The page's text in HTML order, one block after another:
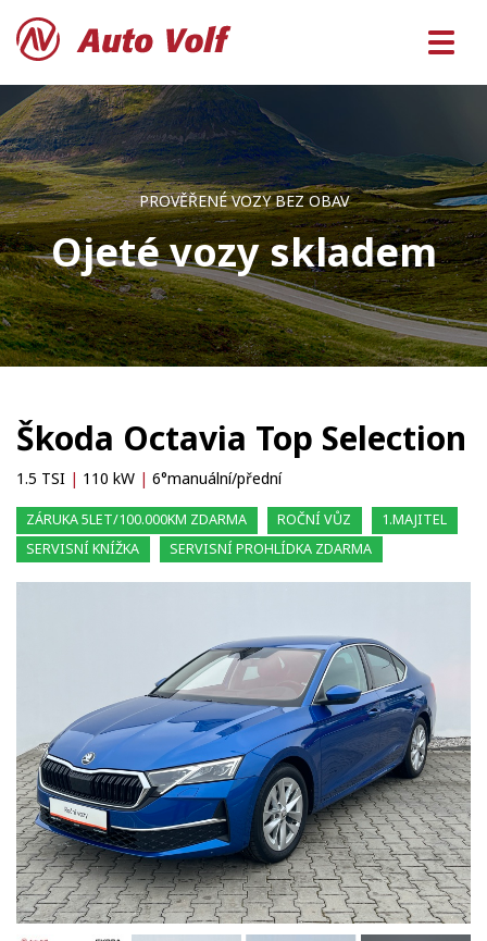
PROVĚŘENÉ VOZY BEZ OBAV
Ojeté vozy skladem
Škoda Octavia Top Selection
1.5 TSI | 110 kW | 6°manuální/přední
ZÁRUKA 5LET/100.000KM ZDARMA ROČNÍ VŮZ
1.MAJITEL
SERVISNÍ KNÍŽKA
SERVISNÍ PROHLÍDKA ZDARMA